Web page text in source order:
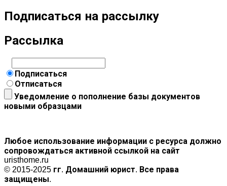
Подписаться на рассылку
Рассылка
Подписаться
Отписаться
Уведомление о пополнение базы документов
новыми образцами
Любое использование информации с ресурса должно
сопровождаться активной ссылкой на сайт
uristhome.ru
© 2015-2025 гг. Домашний юрист. Все права
защищены.